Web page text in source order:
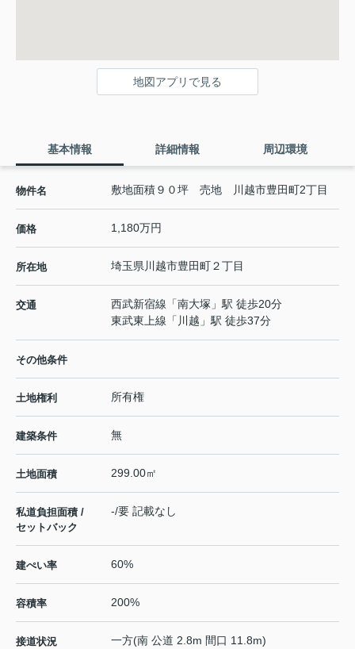
地図アプリで見る
基本情報 詳細情報 周辺環境
物件名 敷地面積９０坪 売地 川越市豊田町2丁目
価格 1,180万円
所在地 埼玉県 川越市豊田町２丁目
交通 西武新宿線 「南大塚 」駅 徒歩20分
東武東上線 「 川越 」駅 徒歩37分
その他条件
土地権利 所有権
建築条件 無
土地面積 299.00㎡
私道負担面積 /
セットバック
-/要 記載なし
建ぺい率 60%
容積率 200%
接道状況 一方(南 公道 2.8m 間口 11.8m)